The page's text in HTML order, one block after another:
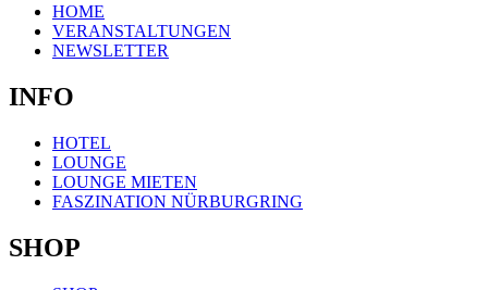
Menü
HOME
VERANSTALTUNGEN
NEWSLETTER
INFO
Menü
HOTEL
LOUNGE
LOUNGE MIETEN
FASZINATION NÜRBURGRING
SHOP